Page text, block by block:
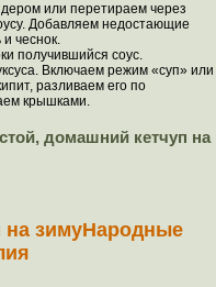
или перетираем через
Добавляем недостающие
чеснок.
получившийся соус.
Включаем режим «суп» или
разливаем его по
крышками.
домашний кетчуп на
на зимуНародные